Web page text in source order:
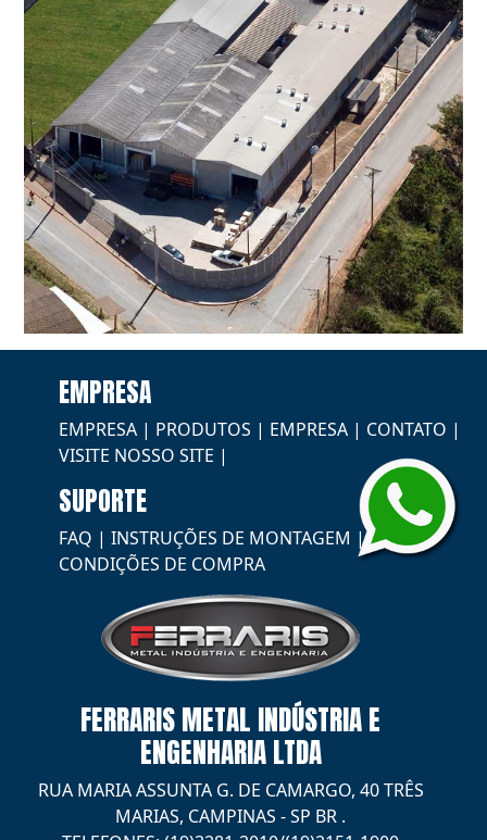
EMPRESA
EMPRESA | PRODUTOS | EMPRESA | CONTATO |
VISITE NOSSO SITE |
SUPORTE
FAQ |INSTRUÇÕES DE MONTAGEM |
CONDIÇÕES DE COMPRA
FERRARIS METAL INDÚSTRIA E
ENGENHARIA LTDA
RUA MARIA ASSUNTA G. DE CAMARGO, 40 TRÊS
MARIAS, CAMPINAS -SP BR .